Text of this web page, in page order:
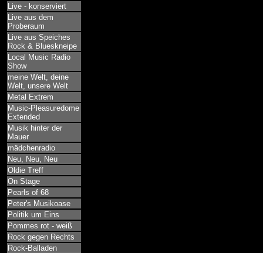
Live - konserviert
Live aus dem
Proberaum
Live aus Speiches
Rock & Blueskneipe
Local Music Radio
Show
meine Welt, deine
Welt, unsere Welt
Metal Extrem
Music-Pleasuredome
Extended
Musik hinter der
Mauer
mädchenradio
Neu, Neu, Neu
Oldie Treff
On Stage
Pearls of 68
Peter's Musikoase
Politik um Eins
Pommes rot - weiß
Rock gegen Rechts
Rock-Balladen